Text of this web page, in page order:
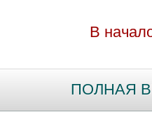
В
ПОЛНАЯ